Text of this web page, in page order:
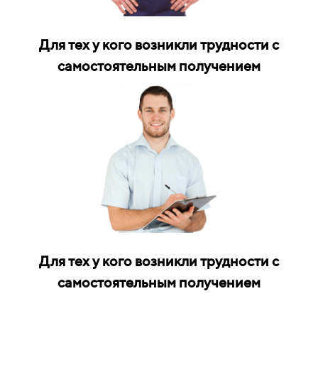
Для тех у кого возникли трудности с
самостоятельным получением
Для тех у кого возникли трудности с
самостоятельным получением